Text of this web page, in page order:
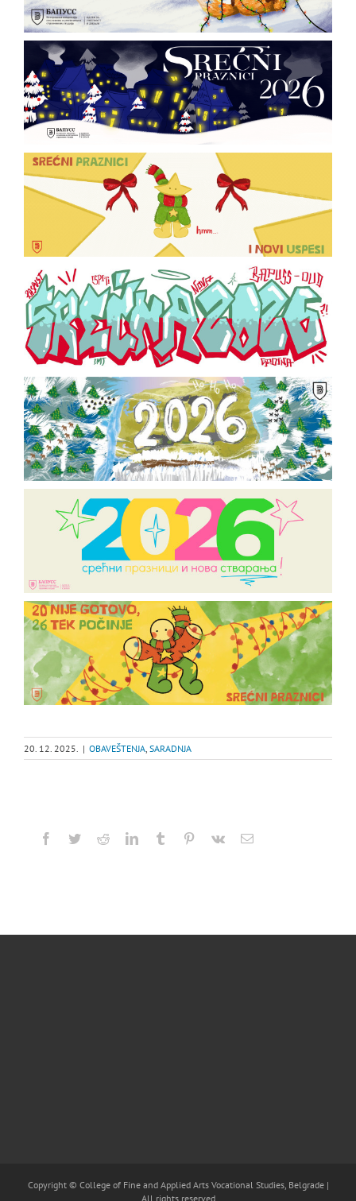
20. 12. 2025. | OBAVEŠTENJA SARADNJA
Facebook
TwitterRedditLinkedInTumblr Pinterest
Vk Email
Copyright © College of Fine and Applied Arts Vocational Studies, Belgrade |
All rights reserved